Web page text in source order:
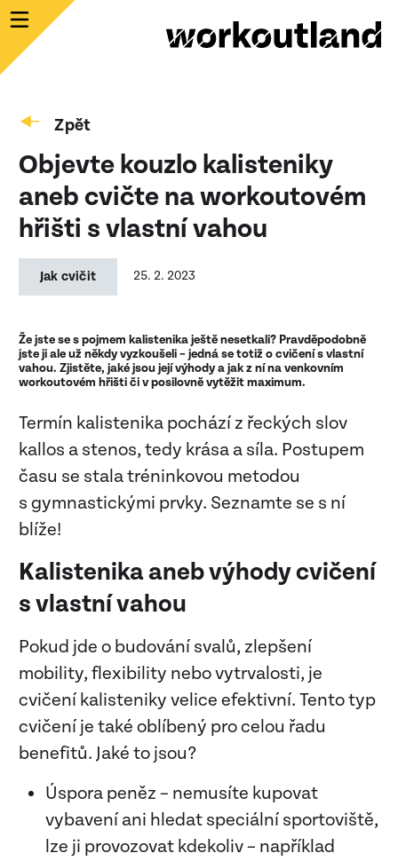
Zpět
Objevte kouzlo kalisteniky
aneb cvičte na workoutovém
hřišti s vlastní vahou
Jak cvičit 25. 2. 2023
Že jste se s pojmem kalistenika ještě nesetkali? Pravděpodobně
jste ji ale už někdy vyzkoušeli – jedná se totiž o cvičení s vlastní
vahou. Zjistěte, jaké jsou její výhody a jak z ní na venkovním
workoutovém hřišti či v posilovně vytěžit maximum.
Termín kalistenika pochází z řeckých slov
kallos a stenos, tedy krása a síla. Postupem
času se stala tréninkovou metodou
s gymnastickými prvky. Seznamte se s ní
blíže!
Kalistenika aneb výhody cvičení
s vlastní vahou
Pokud jde o budování svalů, zlepšení
mobility, flexibility nebo vytrvalosti, je
cvičení kalisteniky velice efektivní. Tento typ
cvičení je také oblíbený pro celou řadu
benefitů. Jaké to jsou?
Úspora peněz – nemusíte kupovat
vybavení ani hledat speciální sportoviště,
lze ji provozovat kdekoliv – například